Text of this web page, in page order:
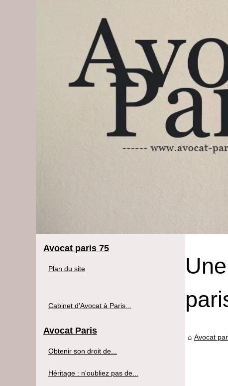
Avocat
Avocat paris 75
Plan du site
Cabinet d'Avocat à Paris...
Avocat Paris
Obtenir son droit de...
Héritage : n'oubliez pas de...